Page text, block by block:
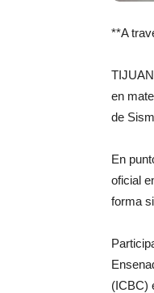
**A
en
de
En
oficial
forma
(ICBC)